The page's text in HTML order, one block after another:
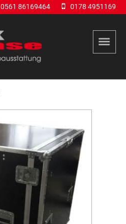
0561 86169464 0178 4951169